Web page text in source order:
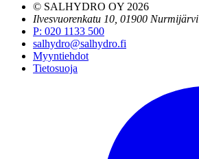
© SALHYDRO OY 2026
Ilvesvuorenkatu 10, 01900 Nurmijärvi
P: 020 1133 500
salhydro@salhydro.fi
Myyntiehdot
Tietosuoja